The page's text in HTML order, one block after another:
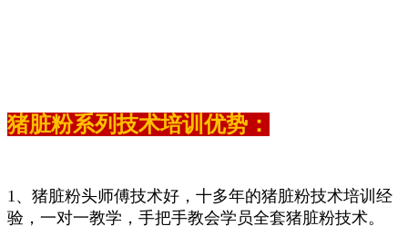
猪脏粉系列技术培训优势：
1、猪脏粉头师傅技术好，十多年的猪脏粉技术培训经
验，一对一教学，手把手教会学员全套猪脏粉技术。